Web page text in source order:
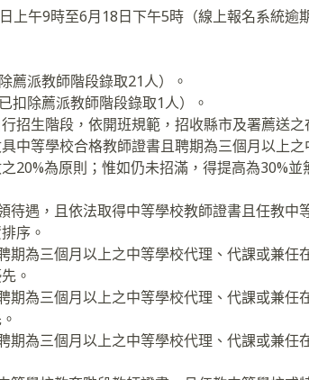
上午9時至6月18日下午5時（線上報名系統逾
薦派教師階段錄取21人）。
扣除薦派教師階段錄取1人）。
招生階段，依開班規範，招收縣市及署薦送
中等學校合格教師證書且聘期為三個月以上
20%為原則；惟如仍未招滿，得提高為30%
待遇，且依法取得中等學校教師證書且任教中
序。
期為三個月以上之中等學校代理、代課或兼任
。
期為三個月以上之中等學校代理、代課或兼任
期為三個月以上之中等學校代理、代課或兼任